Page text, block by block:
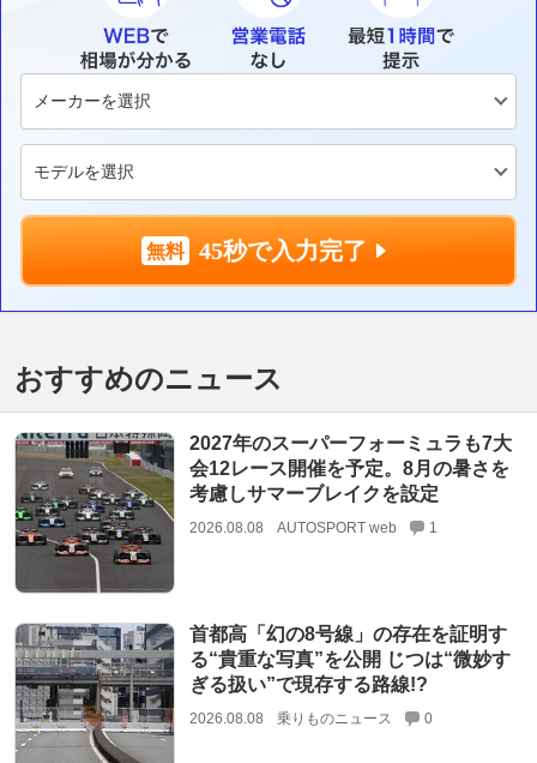
45秒で入力完了
おすすめのニュース
2027年のスーパーフォーミュラも7大
会12レース開催を予定。8月の暑さを
考慮しサマーブレイクを設定
2026.08.08 AUTOSPORT web 1
首都高「幻の8号線」の存在を証明す
る“貴重な写真”を公開 じつは“微妙す
ぎる扱い”で現存する路線!?
2026.08.08 乗りものニュース 0